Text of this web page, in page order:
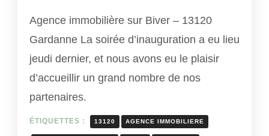
Agence immobilière sur Biver – 13120
Gardanne La soirée d’inauguration a eu lieu
jeudi dernier, et nous avons eu le plaisir
d’accueillir un grand nombre de nos
partenaires.
ÉTIQUETTES : 13120 AGENCE IMMOBILIERE